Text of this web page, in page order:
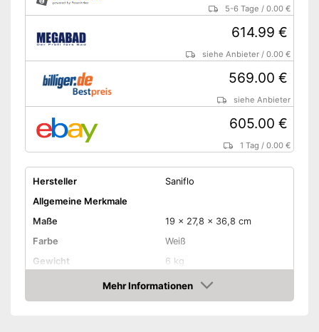
5-6 Tage /0.00 €
614.99 €
siehe Anbieter /0.00 €
569.00 €
siehe Anbieter
605.00 €
1 Tag /0.00 €
Hersteller
Saniflo
Allgemeine Merkmale
Maße
19 x 27,8 x 36,8 cm
Farbe
Weiß
Gewicht
6 kg
400 W
Amazon Lieferzeit
siehe Anbieter
Mehr Informationen
Amazon